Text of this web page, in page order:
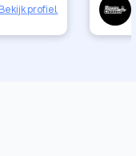
expertise
Bekijk profiel